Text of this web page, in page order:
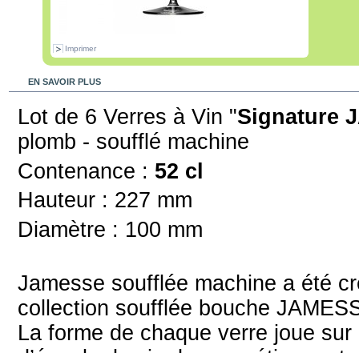
Imprimer
EN SAVOIR PLUS
Lot de 6 Verres à Vin "Signature
plomb - soufflé machine
Contenance : 52 cl
Hauteur : 227 mm
Diamètre : 100 mm
Jamesse soufflée machine a été
collection soufflée bouche
La forme de chaque verre joue